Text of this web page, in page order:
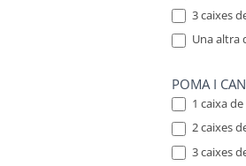
3 caixes
Una altra
POMA I
1 caixa
2 caixes
3 caixes